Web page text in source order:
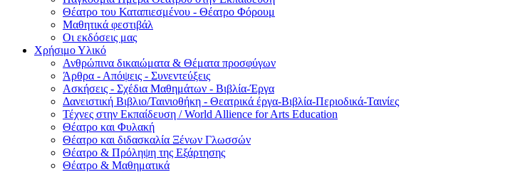
Θέατρο του Καταπιεσμένου - Θέατρο Φόρουμ
Μαθητικά φεστιβάλ
Οι εκδόσεις μας
Χρήσιμο Υλικό
Ανθρώπινα δικαιώματα & Θέματα προσφύγων
Άρθρα - Απόψεις - Συνεντεύξεις
Ασκήσεις - Σχέδια Μαθημάτων - Βιβλία-Έργα
Δανειστική Βιβλιο/Ταινιοθήκη - Θεατρικά έργα-Βιβλία-Περιοδικά-Ταινίες
Τέχνες στην Εκπαίδευση / World Allience for Arts Education
Θέατρο και Φυλακή
Θέατρο και διδασκαλία Ξένων Γλωσσών
Θέατρο & Πρόληψη της Εξάρτησης
Θέατρο & Μαθηματικά